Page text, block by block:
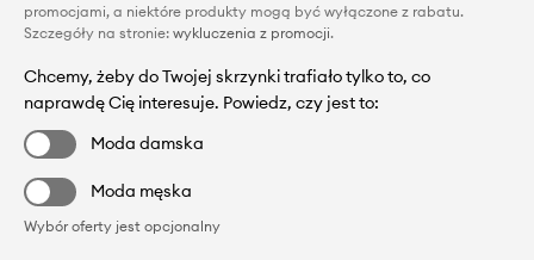
promocjami, a niektóre produkty mogą być wyłączone z rabatu.
Szczegóły na stronie: wykluczenia z promocji.
Chcemy, żeby do Twojej skrzynki trafiało tylko to, co
naprawdę Cię interesuje. Powiedz, czy jest to:
Moda damska
Moda męska
Wybór oferty jest opcjonalny